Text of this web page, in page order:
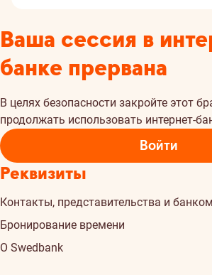
Ваша сессия в
банке прервана
В целях безопасности закройте этот
продолжать использовать интернет-
Войти
Реквизиты
Контакты, представительства и
Бронирование времени
О Swedbank